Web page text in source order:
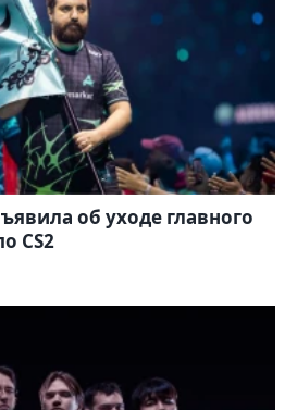
об уходе главного
CS2